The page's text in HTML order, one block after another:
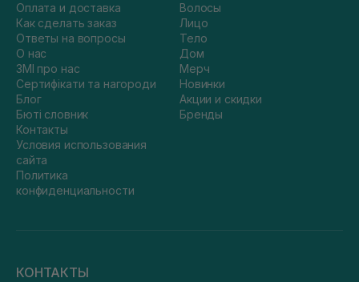
Оплата и доставка
Как сделать заказ
Ответы на вопросы
О нас
ЗМІ про нас
Сертифікати та нагороди
Блог
Бюті словник
Контакты
Условия использования
сайта
Политика
конфиденциальности
Волосы
Лицо
Тело
Дом
Мерч
Новинки
Акции и скидки
Бренды
КОНТАКТЫ